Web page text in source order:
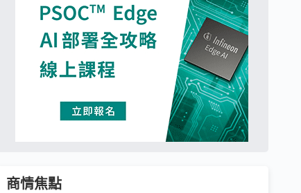
商情焦點